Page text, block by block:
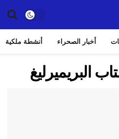
أخبار الصحراء أنشطة ملكية
البريميرليغ